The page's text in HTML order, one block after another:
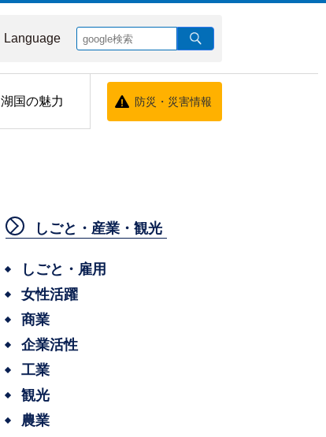
Language
湖国の魅力 防災・災害情報
しごと・産業・観光
しごと・雇用
女性活躍
商業
企業活性
工業
観光
農業